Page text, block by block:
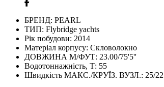
БРЕНД: PEARL
ТИП: Flybridge yachts
Рік побудови: 2014
Матеріал корпусу: Скловолокно
ДОВЖИНА М/ФУТ: 23.00/75'5''
Водотоннажність, Т: 55
Швидкість МАКС./КРУЇЗ. ВУЗЛ.: 25/22